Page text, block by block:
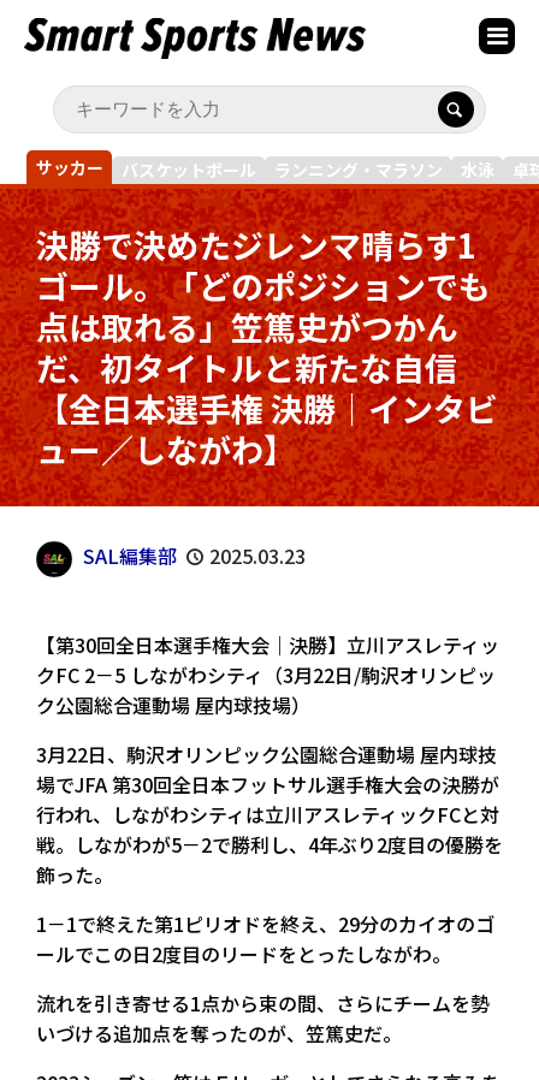
サッカー バスケットボール ランニング・マラソン 水泳 卓
決勝で決めたジレンマ晴らす1
ゴール。「どのポジションでも
点は取れる」笠篤史がつかん
だ、初タイトルと新たな自信
【全日本選手権 決勝｜インタビ
ュー／しながわ】
SAL編集部 2025.03.23
【第30回全日本選手権大会｜決勝】立川アスレティッ
クFC 2－5 しながわシティ（3月22日/駒沢オリンピッ
ク公園総合運動場 屋内球技場）
3月22日、駒沢オリンピック公園総合運動場 屋内球技
場でJFA 第30回全日本フットサル選手権大会の決勝が
行われ、しながわシティは立川アスレティックFCと対
戦。しながわが5－2で勝利し、4年ぶり2度目の優勝を
飾った。
1－1で終えた第1ピリオドを終え、29分のカイオのゴ
ールでこの日2度目のリードをとったしながわ。
流れを引き寄せる1点から束の間、さらにチームを勢
いづける追加点を奪ったのが、笠篤史だ。